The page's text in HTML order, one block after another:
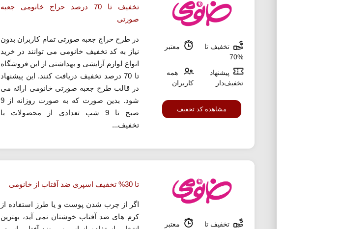
تخفیف تا
%70
معتبر
پیشنهاد
تخفیف‌دار
همه
کاربران
مشاهده کد تخفیف
تخفیف تا 70 درصد حراج خانومی جعبه
صورتی
در طرح حراج جعبه صورتی تمام کاربران بدون
نیاز به کد تخفیف خانومی می توانند در خرید
انواع لوازم آرایشی و بهداشتی از این فروشگاه
تا 70 درصد تخفیف دریافت کنند. این پیشنهاد
در قالب طرح جعبه صورتی خانومی ارائه می
شود. بدین صورت که به صورت روزانه از 9
صبح تا 9 شب تعدادی از محصولات با
تخفیف...
تخفیف تا
معتبر
تا 30% تخفیف اسپری ضد آفتاب از خانومی
اگر از چرب شدن پوست و یا طرز استفاده از
کرم های ضد آفتاب خوشتان نمی آید، بهترین